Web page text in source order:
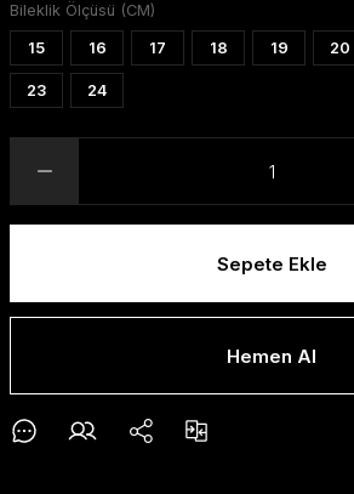
Bileklik Ölçüsü (CM)
15 16 17 18 19 20
23 24
Sepete Ekle
Hemen Al